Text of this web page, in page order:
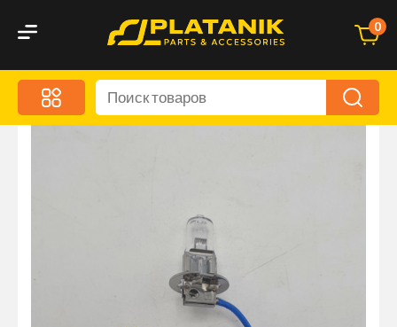
0
Меню
Акционные предложения
Оптика и светотехника
Запчасти кузова и зеркала